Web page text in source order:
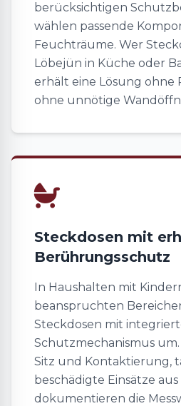
berücksichtigen
wählen passende
Feuchträume. Wer
Löbejün in Küche oder
erhält eine Lösung ohne
ohne unnötige
Steckdosen mit
Berührungsschutz
In Haushalten mit
beanspruchten
Steckdosen mit
Schutzmechanismus
Sitz und Kontaktierung,
beschädigte Einsätze
dokumentieren die